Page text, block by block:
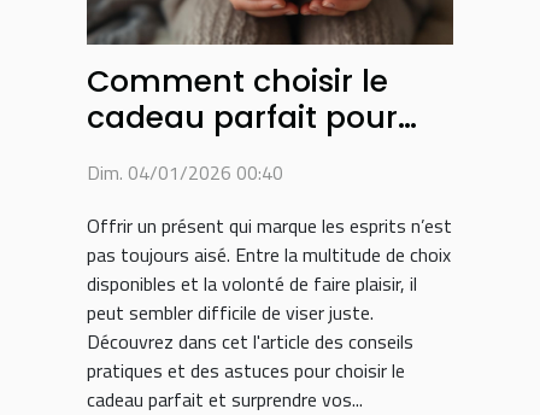
Comment choisir le
cadeau parfait pour
?
Dim. 04/01/2026 00:40
Offrir un présent qui marque les esprits n’est
pas toujours aisé. Entre la multitude de choix
disponibles et la volonté de faire plaisir, il
peut sembler difficile de viser juste.
Découvrez dans cet l'article des conseils
pratiques et des astuces pour choisir le
cadeau parfait et surprendre vos...